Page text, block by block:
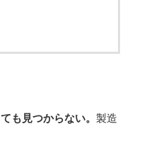
も見つからない。 製造